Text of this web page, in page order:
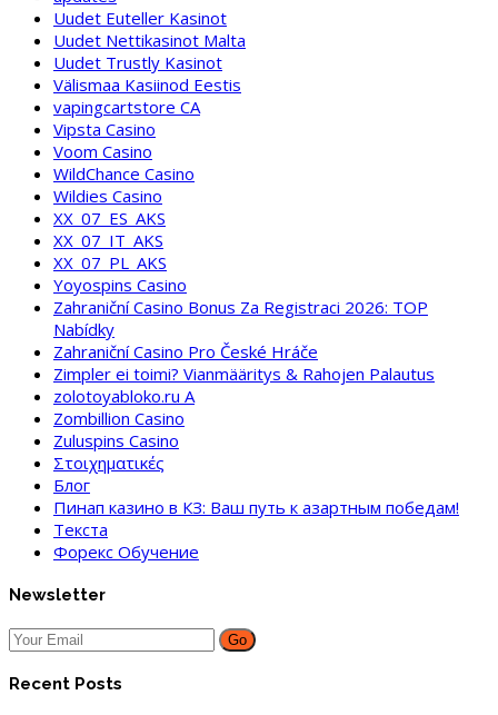
Uudet Euteller Kasinot
Uudet Nettikasinot Malta
Uudet Trustly Kasinot
Välismaa Kasiinod Eestis
vapingcartstore CA
Vipsta Casino
Voom Casino
WildChance Casino
Wildies Casino
XX_07_ES_AKS
XX_07_IT_AKS
XX_07_PL_AKS
Yoyospins Casino
Zahraniční Casino Bonus Za Registraci 2026: TOP
Nabídky
Zahraniční Casino Pro České Hráče
Zimpler ei toimi? Vianmääritys & Rahojen Palautus
zolotoyabloko.ru A
Zombillion Casino
Zuluspins Casino
Στοιχηματικές
Блог
Пинап казино в КЗ: Ваш путь к азартным победам!
Текста
Форекс Обучение
Newsletter
Go
Recent Posts